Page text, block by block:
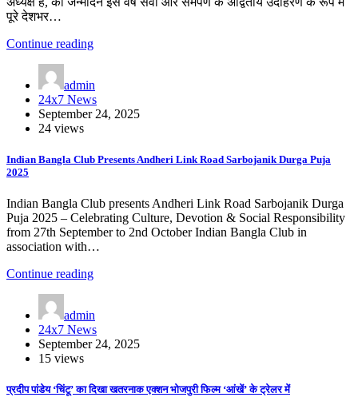
पूरे देशभर…
Continue reading
admin
24x7 News
September 24, 2025
24 views
Indian Bangla Club Presents Andheri Link Road Sarbojanik Durga Puja
2025
Indian Bangla Club presents Andheri Link Road Sarbojanik Durga
Puja 2025 – Celebrating Culture, Devotion & Social Responsibility
from 27th September to 2nd October Indian Bangla Club in
association with…
Continue reading
admin
24x7 News
September 24, 2025
15 views
प्रदीप पांडेय ‘चिंटू’ का दिखा खतरनाक एक्शन भोजपुरी फिल्म ‘आंखें’ के ट्रेलर में